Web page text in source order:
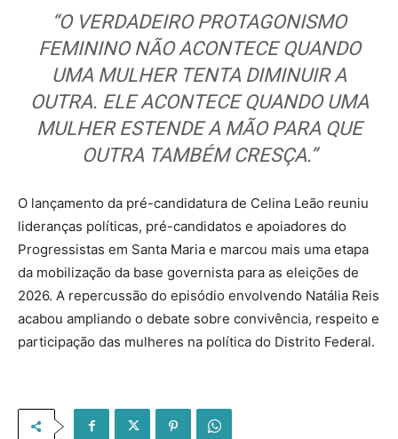
“O VERDADEIRO PROTAGONISMO
FEMININO NÃO ACONTECE QUANDO
UMA MULHER TENTA DIMINUIR A
OUTRA. ELE ACONTECE QUANDO UMA
MULHER ESTENDE A MÃO PARA QUE
OUTRA TAMBÉM CRESÇA.”
O lançamento da pré-candidatura de Celina Leão reuniu
lideranças políticas, pré-candidatos e apoiadores do
Progressistas em Santa Maria e marcou mais uma etapa
da mobilização da base governista para as eleições de
2026. A repercussão do episódio envolvendo Natália Reis
acabou ampliando o debate sobre convivência, respeito e
participação das mulheres na política do Distrito Federal.